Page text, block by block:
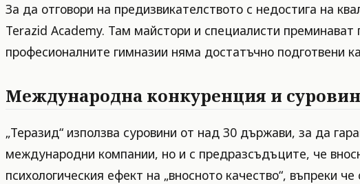
За да отговори на предизвикателството с недостига на
Terazid Academy. Там майстори и специалисти преминават
професионалните гимназии няма достатъчно подготвени
Международна конкуренция и
„Теразид“ използва суровини от над 30 държави, за да
международни компании, но и с предразсъдъците, че
психологическия ефект на „вносното качество“, въпреки